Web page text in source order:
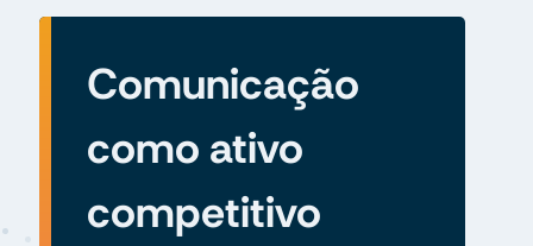
Comunicação
como ativo
competitivo